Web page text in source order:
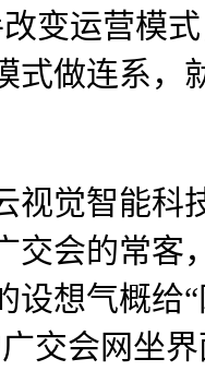
运营模式
做连系，
觉智能科
交会的常客
想气概给
会网坐界